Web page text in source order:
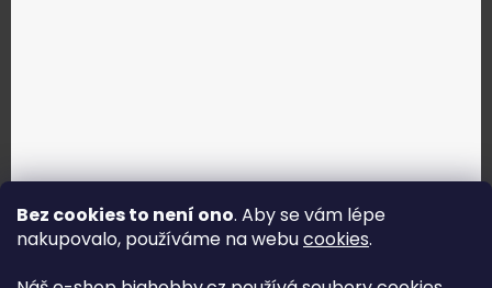
Bez cookies to není ono. Aby se vám lépe
nakupovalo, používáme na webucookies.
Jak vybrat správné servo?